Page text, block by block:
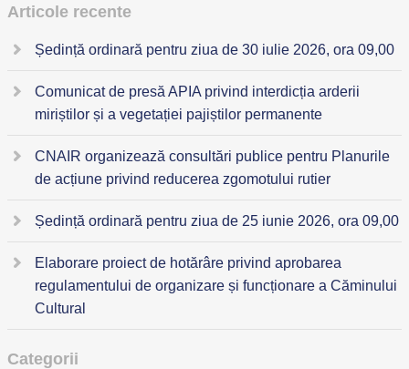
Articole recente
Ședință ordinară pentru ziua de 30 iulie 2026, ora 09,00
Comunicat de presă APIA privind interdicția arderii
miriștilor și a vegetației pajiștilor permanente
CNAIR organizează consultări publice pentru Planurile
de acțiune privind reducerea zgomotului rutier
Ședință ordinară pentru ziua de 25 iunie 2026, ora 09,00
Elaborare proiect de hotărâre privind aprobarea
regulamentului de organizare și funcționare a Căminului
Cultural
Categorii